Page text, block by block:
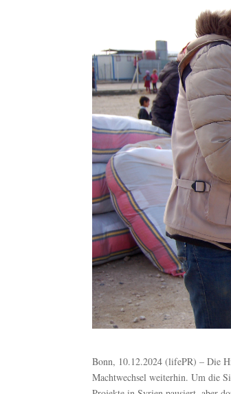
Bonn, 10.12.2024 (lifePR) – Die
Machtwechsel weiterhin. Um die